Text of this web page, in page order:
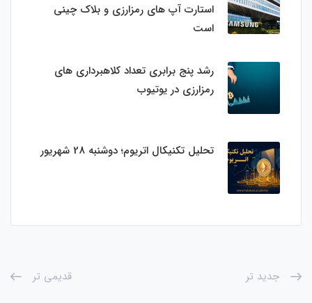
استارت‌ آپ‌ های رمزارزی و بلاک چینی
است
رشد پنج برابری تعداد کلاهبرداری های
رمزارزی در یوتیوب
تحلیل تکنیکال اتریوم؛ دوشنبه 28 شهریور
جدید تر قدیمی تر